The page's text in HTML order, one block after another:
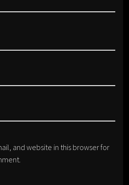
and website in this browser for